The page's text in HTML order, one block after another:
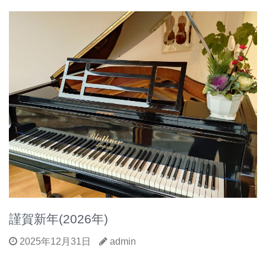
謹賀新年(2026年)
2025年12月31日 admin